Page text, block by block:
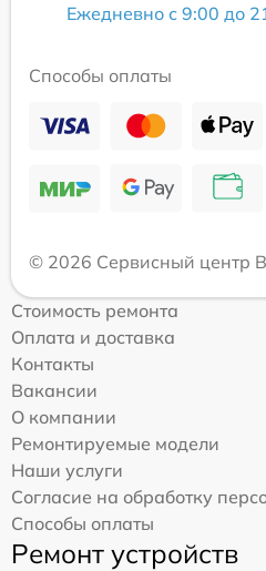
Ежедневно с 9:00 до
Способы оплаты
© 2026 Сервисный центр
Стоимость ремонта
Оплата и доставка
Контакты
Вакансии
О компании
Ремонтируемые модели
Наши услуги
Согласие на обработку
Способы оплаты
Ремонт устройств